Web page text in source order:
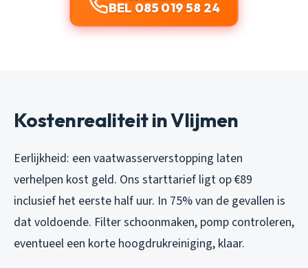
BEL 085 019 58 24
Kostenrealiteit in Vlijmen
Eerlijkheid: een vaatwasserverstopping laten
verhelpen kost geld. Ons starttarief ligt op €89
inclusief het eerste half uur. In 75% van de gevallen is
dat voldoende. Filter schoonmaken, pomp controleren,
eventueel een korte hoogdrukreiniging, klaar.